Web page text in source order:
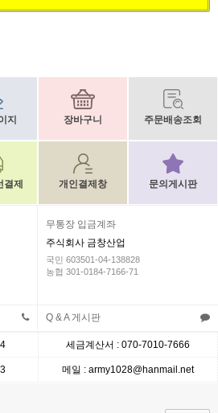
지 장바구니 주문배송조회
제 개인결제창 문의게시판
무통장 입금계좌
주식회사 금창산업
국민 603501-04-138828
농협 301-0184-7166-71
Q & A 게시판
세금계산서 : 070-7010-7666
메일 : army1028@hanmail.net